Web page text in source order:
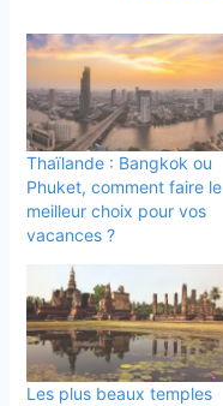
Thaïlande : Bangkok ou
Phuket, comment faire le
meilleur choix pour vos
vacances ?
Les plus beaux temples